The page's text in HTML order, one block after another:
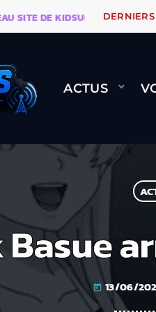
DE KIDSUNE
ACTUS
Basue
today 13/06/